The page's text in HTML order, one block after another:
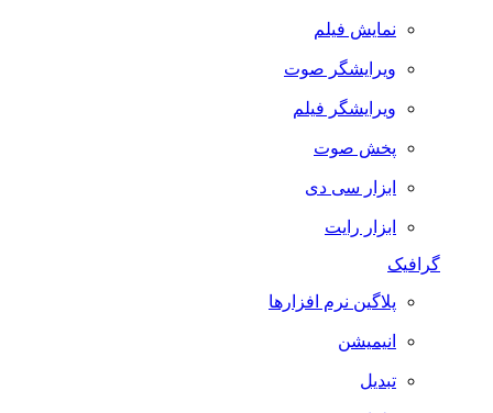
نمایش فیلم
ویرایشگر صوت
ویرایشگر فیلم
پخش صوت
ابزار سی دی
ابزار رایت
گرافیک
پلاگین نرم افزارها
انیمیشن
تبدیل